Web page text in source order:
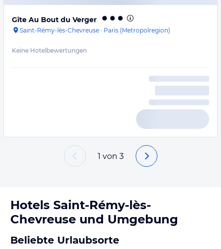
Gîte Au Bout du Verger
Saint-Rémy-lès-Chevreuse · Paris (Metropolregion)
Keine Hotelbewertungen
1 von 3
Hotels Saint-Rémy-lès-
Chevreuse und Umgebung
Beliebte Urlaubsorte